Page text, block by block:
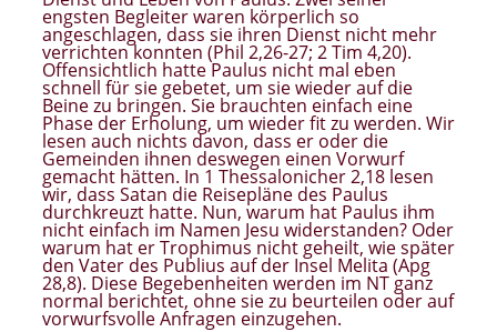
engsten Begleiter waren körperlich so
angeschlagen, dass sie ihren Dienst nicht mehr
verrichten konnten (Phil 2,26-27; 2 Tim 4,20).
Offensichtlich hatte Paulus nicht mal eben
schnell für sie gebetet, um sie wieder auf die
Beine zu bringen. Sie brauchten einfach eine
Phase der Erholung, um wieder fit zu werden. Wir
lesen auch nichts davon, dass er oder die
Gemeinden ihnen deswegen einen Vorwurf
gemacht hätten. In 1 Thessalonicher 2,18 lesen
wir, dass Satan die Reisepläne des Paulus
durchkreuzt hatte. Nun, warum hat Paulus ihm
nicht einfach im Namen Jesu widerstanden? Oder
warum hat er Trophimus nicht geheilt, wie später
den Vater des Publius auf der Insel Melita (Apg
28,8). Diese Begebenheiten werden im NT ganz
normal berichtet, ohne sie zu beurteilen oder auf
vorwurfsvolle Anfragen einzugehen.